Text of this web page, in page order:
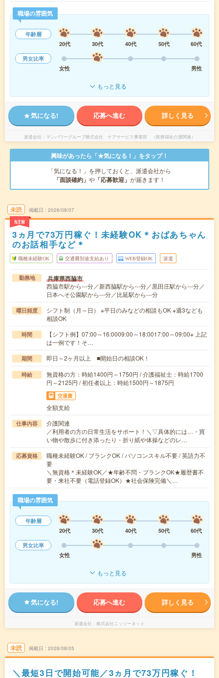
職場の雰囲気
年齢層
20代
30代 40代 50代
60代
男女比率
女性
男性
もっと見る
気になる! 応募へ進む 詳しく見る
派遣会社 マンパワーグループ株式会社 ケアサービス事業部 （医療福祉介護関連）
興味があったら「★気になる！」をタップ！
「気になる！」を押しておくと、派遣会社から
「面談確約」 や 「応募歓迎」 が届きます！
未読
NEW
掲載日 2026/08/07
3ヵ月で73万円稼ぐ！未経験OK＊おばあちゃん
のお話相手など＊
職種未経験OK 交通費別途支給あり WEB登録OK 派遣
勤務地 兵庫県西脇市
西脇市駅から---分／新西脇駅から---分／黒田庄駅から---分／
日本へそ公園駅から---分／比延駅から---分
曜日頻度
シフト制（月～日） ※平日のみなどの相談もOK ※週3なども
相談OK
時間
【シフト例】07:00～16:0009:00～18:0017:00～09:00※ 上記
は一例です！そ…
期間 即日～2ヶ月以上 ■開始日の相談OK！
時給
無資格の方：時給1400円～1750円 / 介護福祉士：時給1700
円～2125円 / 初任者以上：時給1500円～1875円
交通費
全額支給
仕事内容
介護関連
／利用者の方の日常生活をサポート！＼▽具体的には…・買
い物や散歩に付き添ったり・折り紙や体操などのレ…
応募資格
職種未経験OK / ブランクOK / パソコンスキル不要 / 英語力不
要
＼無資格＊未経験OK／★年齢不問・ブランクOK★履歴書不
要・来社不要（電話登録OK）★社会保険完備＼…
職場の雰囲気
年齢層
20代
30代 40代 50代
60代
男女比率
女性
男性
もっと見る
気になる! 応募へ進む 詳しく見る
派遣会社 株式会社ニッソーネット
未読 掲載日 2026/08/05
＼最短3日で開始可能／3ヵ月で73万円稼ぐ！